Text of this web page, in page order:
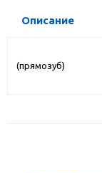
Описание
(прямозуб)